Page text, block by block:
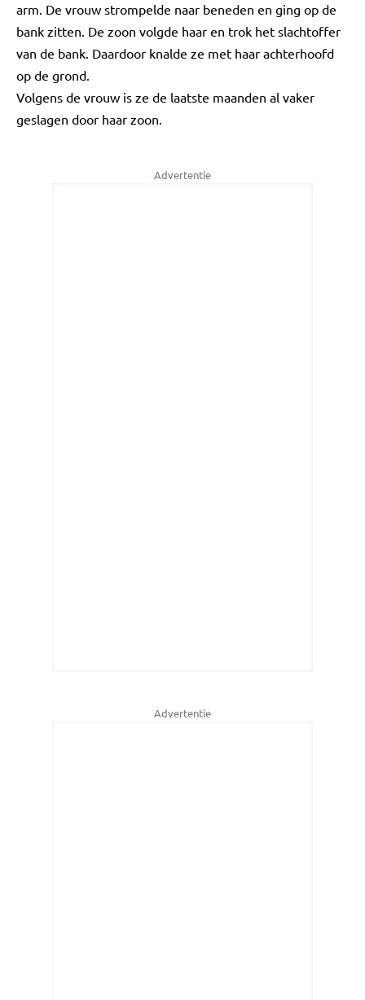
arm. De vrouw strompelde naar beneden en ging op de
bank zitten. De zoon volgde haar en trok het slachtoffer
van de bank. Daardoor knalde ze met haar achterhoofd
op de grond.
Volgens de vrouw is ze de laatste maanden al vaker
geslagen door haar zoon.
Advertentie
Advertentie